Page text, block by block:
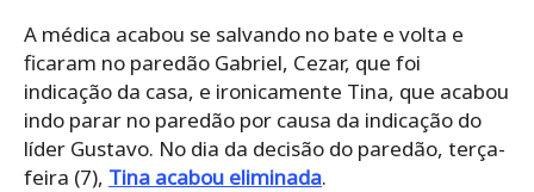
A médica acabou se salvando no bate e volta e
ficaram no paredão Gabriel, Cezar, que foi
indicação da casa, e ironicamente Tina, que acabou
indo parar no paredão por causa da indicação do
líder Gustavo. No dia da decisão do paredão, terça-
feira (7), Tina acabou eliminada.